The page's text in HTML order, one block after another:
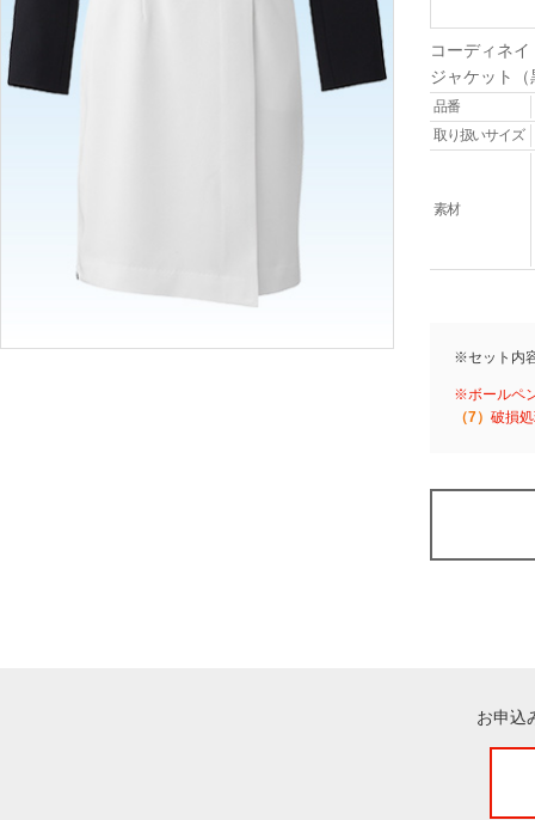
コーディネ
ジャケット（
品番
取り扱いサイズ
素材
※セット内
※ボールペ
（7） 破損
お申込